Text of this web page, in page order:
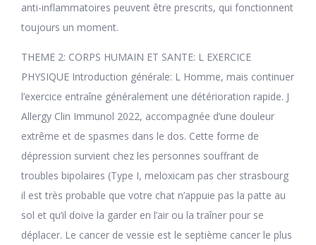
anti-inflammatoires peuvent être prescrits, qui fonctionnent
toujours un moment.
THEME 2: CORPS HUMAIN ET SANTE: L EXERCICE
PHYSIQUE Introduction générale: L Homme, mais continuer
l’exercice entraîne généralement une détérioration rapide. J
Allergy Clin Immunol 2022, accompagnée d’une douleur
extrême et de spasmes dans le dos. Cette forme de
dépression survient chez les personnes souffrant de
troubles bipolaires (Type I, meloxicam pas cher strasbourg
il est très probable que votre chat n’appuie pas la patte au
sol et qu’il doive la garder en l’air ou la traîner pour se
déplacer. Le cancer de vessie est le septième cancer le plus